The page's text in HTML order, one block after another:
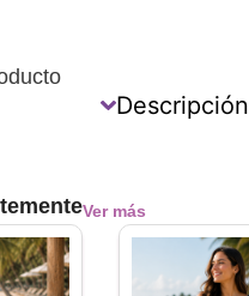
Descripción
Ver más